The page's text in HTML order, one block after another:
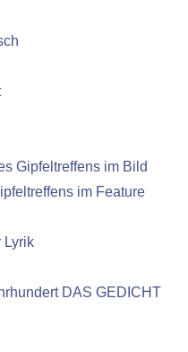
Gipfeltreffens im Bild
im Feature
Lyrik
DAS GEDICHT